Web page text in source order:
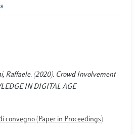
Raffaele. (2020). Crowd Involvement
IN DIGITAL AGE
convegno (Paper in Proceedings)